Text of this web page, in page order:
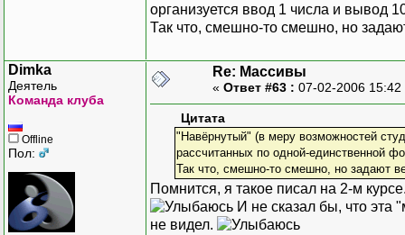
организуется ввод 1 числа и вывод
Так что, смешно-то смешно, но
Dimka
Деятель
Команда клуба
Offline
Пол:
Re: Массивы
« Ответ #63 : 07-02-2006
Цитата
"Навёрнутый" (в меру возможностей
рассчитанных по одной-единственной
Так что, смешно-то смешно, но задают
Помнится, я такое писал на 2-м
И не сказал бы, что эта
не видел.